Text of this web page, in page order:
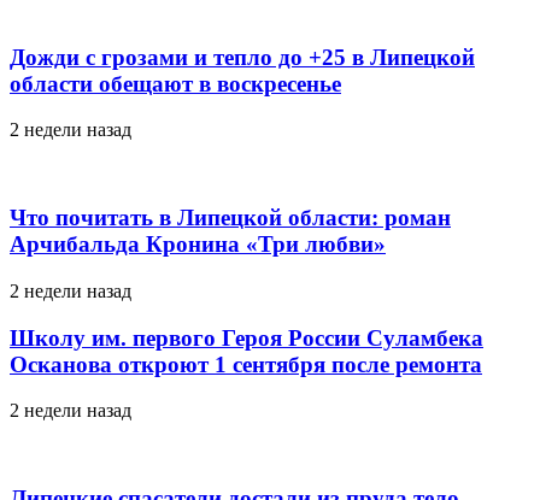
Дожди с грозами и тепло до +25 в Липецкой
области обещают в воскресенье
2 недели назад
Что почитать в Липецкой области: роман
Арчибальда Кронина «Три любви»
2 недели назад
Школу им. первого Героя России Суламбека
Осканова откроют 1 сентября после ремонта
2 недели назад